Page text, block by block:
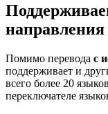
направления
Помимо перевода с
поддерживает и
всего более 20
переключателе